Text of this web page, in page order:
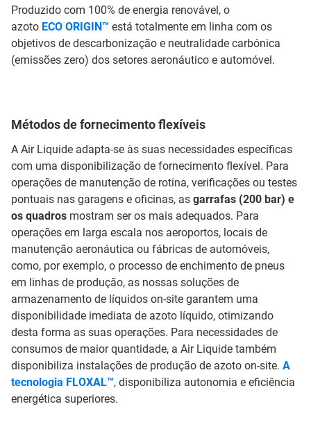
Produzido com 100% de energia renovável, o
azoto ECO ORIGIN™ está totalmente em linha com os
objetivos de descarbonização e neutralidade carbónica
(emissões zero) dos setores aeronáutico e automóvel.
Métodos de fornecimento flexíveis
A Air Liquide adapta-se às suas necessidades específicas
com uma disponibilização de fornecimento flexível. Para
operações de manutenção de rotina, verificações ou testes
pontuais nas garagens e oficinas, as garrafas (200 bar) e
os quadros mostram ser os mais adequados. Para
operações em larga escala nos aeroportos, locais de
manutenção aeronáutica ou fábricas de automóveis,
como, por exemplo, o processo de enchimento de pneus
em linhas de produção, as nossas soluções de
armazenamento de líquidos on-site garantem uma
disponibilidade imediata de azoto líquido, otimizando
desta forma as suas operações. Para necessidades de
consumos de maior quantidade, a Air Liquide também
disponibiliza instalações de produção de azoto on-site. A
tecnologia FLOXAL™, disponibiliza autonomia e eficiência
energética superiores.